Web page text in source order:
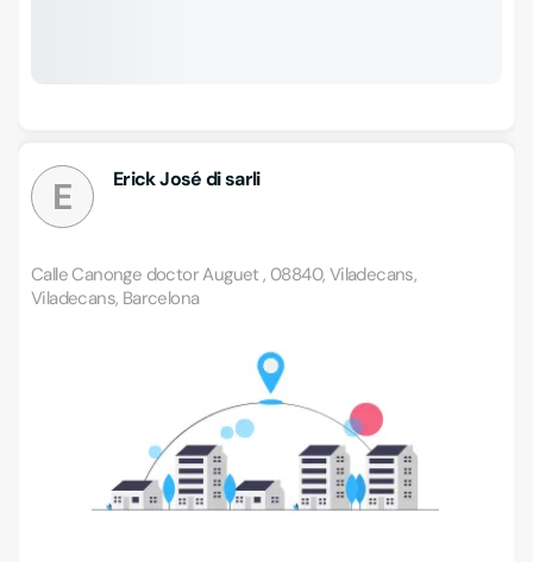
E Erick José di sarli
Calle Canonge doctor Auguet , 08840, Viladecans,
Viladecans, Barcelona